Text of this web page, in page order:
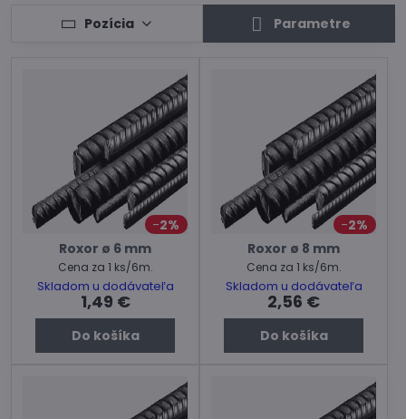
Pozícia Parametre
2%
Roxor ø 6 mm
Cena za 1 ks/6m.
Skladom u dodávateľa
1,49 €
Do košíka
2%
Roxor ø 8 mm
Cena za 1 ks/6m.
Skladom u dodávateľa
2,56 €
Do košíka